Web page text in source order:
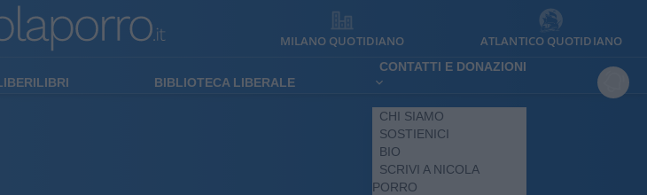
MILANO QUOTIDIANO ATLANTICO QUOTIDIANO
BIBLIOTECA LIBERALE
CONTATTI E DONAZIONI
CHI SIAMO
SOSTIENICI
BIO
SCRIVI A NICOLA
PORRO